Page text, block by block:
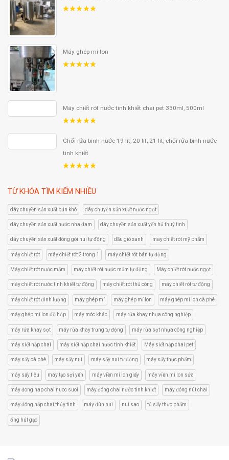
Máy ghép mí lon
Máy chiết rót nước tinh khiết chai pet 330ml, 500ml
Chổi rửa bình nước 19 lít, 20 lít, 21 lít, chổi rửa bình nước
tinh khiết
TỪ KHÓA TÌM KIẾM NHIỀU
dây chuyền sản xuất bún khô dây chuyền sản xuất nước ngọt
dây chuyền sản xuất nước nha đam dây chuyền sản xuất yến hủ thuỷ tinh
dây chuyền sản xuất đóng gói nui tự động dầu gió xanh may chiết rót mỹ phẩm
máy chiết rót máy chiết rót 2 trong 1 máy chiết rót bán tự động
Máy chiết rót nước mắm máy chiết rót nước mắm tự động Máy chiết rót nước ngọt
máy chiết rót nước tinh khiết tự động máy chiết rót thủ công máy chiết rót tự động
máy chiết rót đinh lượng máy ghép mí máy ghép mí lon máy ghép mí lon cà phê
máy ghép mí lon đồ hộp máy móc khác máy rửa khay nhựa công nghiệp
máy rửa khay sọt máy rửa khay trứng tự động máy rửa sọt nhựa công nghiệp
máy siết nắp chai máy siết nắp chai nước tinh khiết Máy siết nắp chai pet
máy sấy cà phê máy sấy nui máy sấy nui tự động máy sấy thực phẩm
máy sấy tiêu máy tạo sợi yến máy viền mí lon giấy máy viền mí lon sửa
máy đong nap chai nuoc suoi máy đóng chai nước tinh khiết máy đóng nút chai
máy đóng nắp chai thủy tinh máy đùn nui nui sao tủ sấy thực phẩm
ống hút gạo